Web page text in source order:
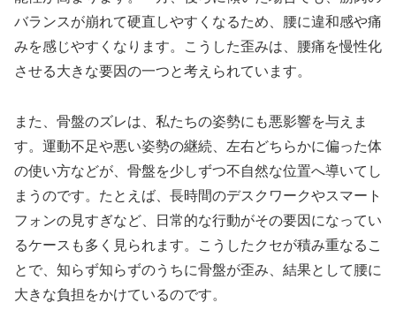
バランスが崩れて硬直しやすくなるため、腰に違和感や痛
みを感じやすくなります。こうした歪みは、腰痛を慢性化
させる大きな要因の一つと考えられています。
また、骨盤のズレは、私たちの姿勢にも悪影響を与えま
す。運動不足や悪い姿勢の継続、左右どちらかに偏った体
の使い方などが、骨盤を少しずつ不自然な位置へ導いてし
まうのです。たとえば、長時間のデスクワークやスマート
フォンの見すぎなど、日常的な行動がその要因になってい
るケースも多く見られます。こうしたクセが積み重なるこ
とで、知らず知らずのうちに骨盤が歪み、結果として腰に
大きな負担をかけているのです。